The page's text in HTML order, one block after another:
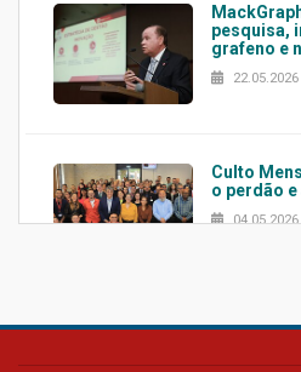
pesquisa,
grafeno e
22.05.2026
Culto
o perdão
04.05.2026
Confira